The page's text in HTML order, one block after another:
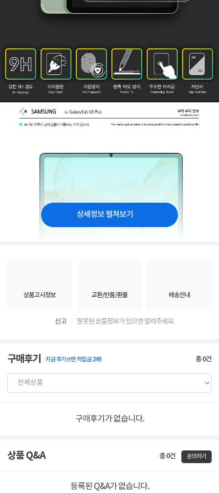
상세정보 펼쳐보기
상품고시정보 교환/반품/환불 배송안내
신고 잘못된 상품정보가 있으면 알려주세요.
구매후기 지금 후기쓰면 적립금 2배! 총0건
구매후기가 없습니다.
상품 Q&A 총 0건 문의하기
등록된 Q&A가 없습니다.